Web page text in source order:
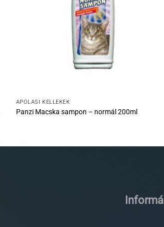
ÁPOLÁSI KELLÉKEK
Panzi Macska sampon – normál 200ml